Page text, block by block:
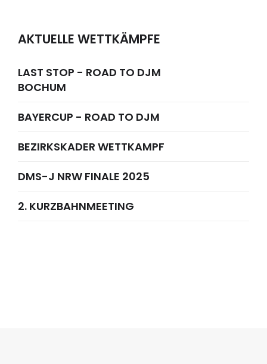
AKTUELLE WETTKÄMPFE
LAST STOP - ROAD TO DJM
BOCHUM
BAYERCUP - ROAD TO DJM
BEZIRKSKADER WETTKAMPF
DMS-J NRW FINALE 2025
2. KURZBAHNMEETING